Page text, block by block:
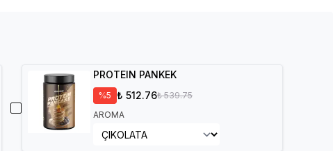
PROTEIN PANKEK
%5 ₺ 512.76₺ 539.75
AROMA